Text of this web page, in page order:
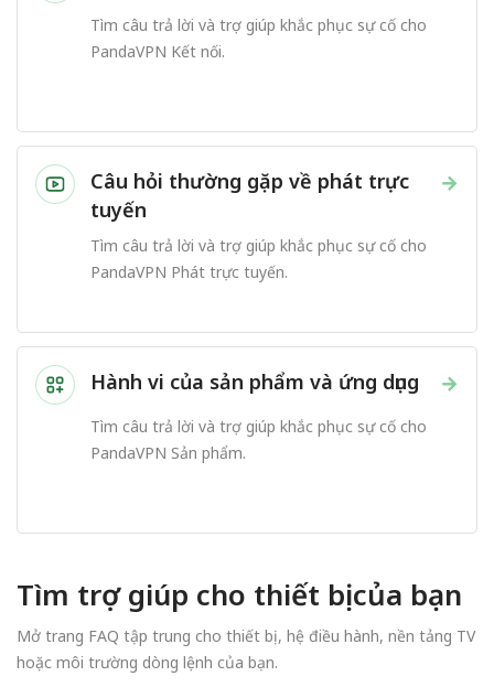
Tìm câu trả lời và trợ giúp khắc phục sự cố cho
PandaVPN Kết nối.
→
Câu hỏi thường gặp về phát trực
tuyến
Tìm câu trả lời và trợ giúp khắc phục sự cố cho
PandaVPN Phát trực tuyến.
→
Hành vi của sản phẩm và ứng dụng
Tìm câu trả lời và trợ giúp khắc phục sự cố cho
PandaVPN Sản phẩm.
Tìm trợ giúp cho thiết bị của bạn
Mở trang FAQ tập trung cho thiết bị, hệ điều hành, nền tảng TV
hoặc môi trường dòng lệnh của bạn.